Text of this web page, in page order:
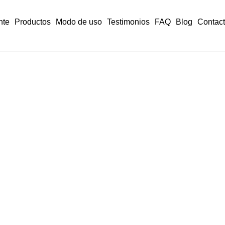
Productos Modo de uso Testimonios FAQ Blog